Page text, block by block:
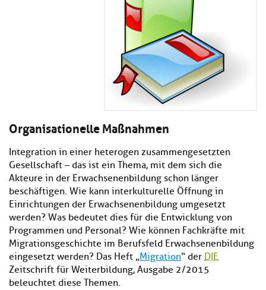
Organisationelle Maßnahmen
Integration in einer heterogen zusammengesetzten
Gesellschaft – das ist ein Thema, mit dem sich die
Akteure in der Erwachsenenbildung schon länger
beschäftigen. Wie kann interkulturelle Öffnung in
Einrichtungen der Erwachsenenbildung umgesetzt
werden? Was bedeutet dies für die Entwicklung von
Programmen und Personal? Wie können Fachkräfte mit
Migrationsgeschichte im Berufsfeld Erwachsenenbildung
eingesetzt werden? Das Heft „Migration“ der DIE
Zeitschrift für Weiterbildung, Ausgabe 2/2015
beleuchtet diese Themen.